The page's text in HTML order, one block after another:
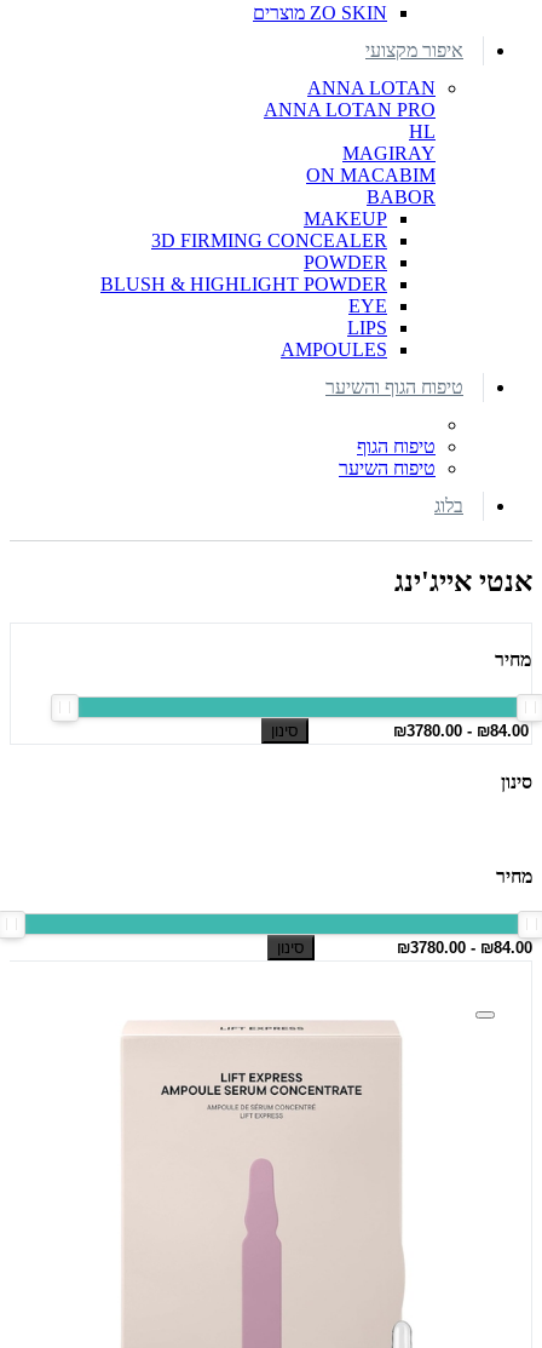
ZO SKIN מוצרים
איפור מקצועי
ANNA LOTAN
ANNA LOTAN PRO
HL
MAGIRAY
ON MACABIM
BABOR
MAKEUP
3D FIRMING CONCEALER
POWDER
BLUSH & HIGHLIGHT POWDER
EYE
LIPS
AMPOULES
טיפוח הגוף והשיער
טיפוח הגוף
טיפוח השיער
בלוג
אנטי אייג'ינג
מחיר
סינון
סינון
מחיר
סינון